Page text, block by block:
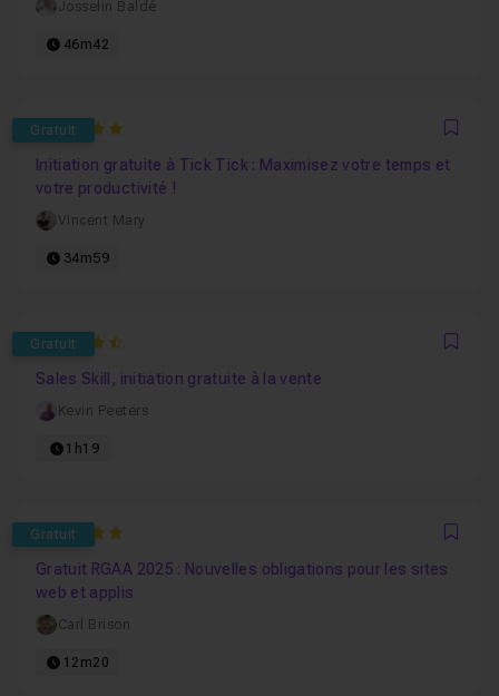
Josselin Baldé
46m42
Gratuit
5
Initiation gratuite à Tick Tick : Maximisez votre temps et
votre productivité !
Vincent Mary
34m59
Gratuit
4.8333333333333
Sales Skill, initiation gratuite à la vente
Kevin Peeters
1h19
Gratuit
5
Gratuit RGAA 2025 : Nouvelles obligations pour les sites
web et applis
Carl Brison
12m20